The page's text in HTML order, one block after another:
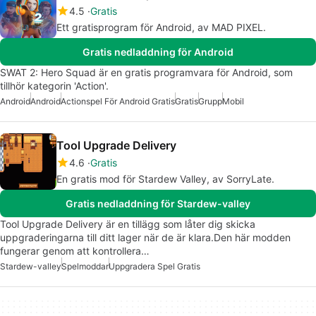
4.5 Gratis
Ett gratisprogram för Android, av MAD PIXEL.
Gratis nedladdning för Android
SWAT 2: Hero Squad är en gratis programvara för Android, som
tillhör kategorin 'Action'.
AndroidAndroidActionspel För Android GratisGratisGruppMobil
Tool Upgrade Delivery
4.6 Gratis
En gratis mod för Stardew Valley, av SorryLate.
Gratis nedladdning för Stardew-valley
Tool Upgrade Delivery är en tillägg som låter dig skicka
uppgraderingarna till ditt lager när de är klara.Den här modden
fungerar genom att kontrollera…
Stardew-valleySpelmoddarUppgradera Spel Gratis